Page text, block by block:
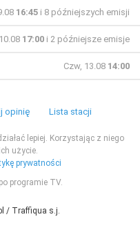
16:45 i 8 późniejszych emisji
17:00 i 2 późniejsze emisje
Czw, 13.08 14:00
opinię Lista stacji
lepiej. Korzystając z niego
użycie.
prywatności
programie TV.
/ Traffiqua s.j.